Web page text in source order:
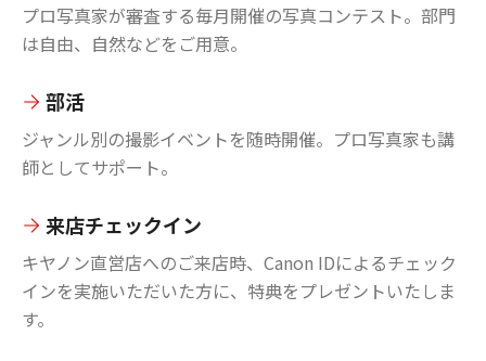
プロ写真家が審査する毎月開催の写真コンテスト。部門
は自由、自然などをご用意。
部活
ジャンル別の撮影イベントを随時開催。プロ写真家も講
師としてサポート。
来店チェックイン
キヤノン直営店へのご来店時、Canon IDによるチェック
インを実施いただいた方に、特典をプレゼントいたしま
す。